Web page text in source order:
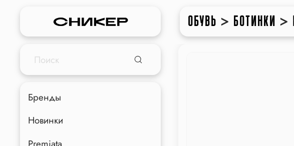
ОБУВЬ > БОТИНКИ >
Бренды
Новинки